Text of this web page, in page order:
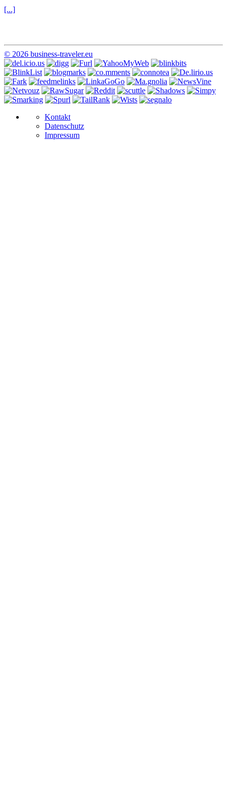
[...]
© 2026 business-traveler.eu
Kontakt
Datenschutz
Impressum